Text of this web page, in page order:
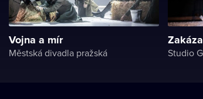
Vojna a mír
Městská divadla pražská Studio G